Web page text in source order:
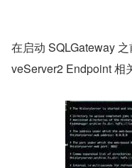
在启动 SQLGateway
veServer2 Endpoint 相